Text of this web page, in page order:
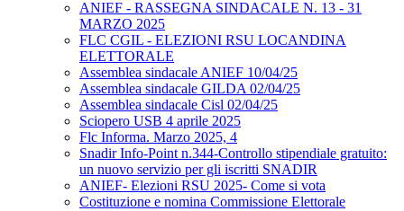
ANIEF - RASSEGNA SINDACALE N. 13 - 31
MARZO 2025
FLC CGIL - ELEZIONI RSU LOCANDINA
ELETTORALE
Assemblea sindacale ANIEF 10/04/25
Assemblea sindacale GILDA 02/04/25
Assemblea sindacale Cisl 02/04/25
Sciopero USB 4 aprile 2025
Flc Informa. Marzo 2025, 4
Snadir Info-Point n.344-Controllo stipendiale gratuito:
un nuovo servizio per gli iscritti SNADIR
ANIEF- Elezioni RSU 2025- Come si vota
Costituzione e nomina Commissione Elettorale